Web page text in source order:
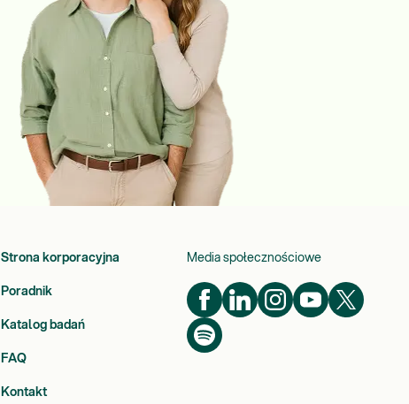
Strona korporacyjna
Poradnik
Katalog badań
FAQ
Kontakt
Media społecznościowe